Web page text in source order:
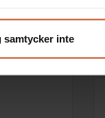
samtycker inte